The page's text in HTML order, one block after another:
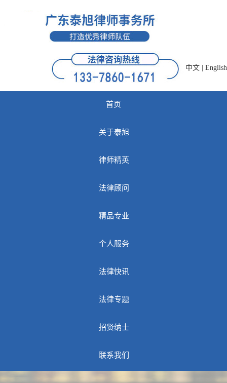
中文 English
首页
关于泰旭
律师精英
法律顾问
精品专业
个人服务
法律快讯
法律专题
招贤纳士
联系我们